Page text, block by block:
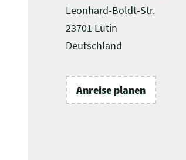
Leonhard-Boldt-Str.
23701 Eutin
Deutschland
Anreise planen